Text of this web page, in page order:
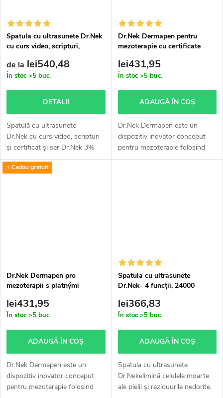
Spatula cu ultrasunete Dr.Nek
cu curs video, scripturi,
de la lei540,48
În stoc >5 buc.
DETALII
Spatulă cu ultrasunete
Dr.Nek cu curs video, scripturi
și certificat și ser Dr.Nek 3%
acid hialuronic 30ml.
Dr.Nek Dermapen pentru
mezoterapie cu certificate
+ 1x gratuit ser Dr.Nek DNA
cu PDRN (ADN de somon) –
microneedling (dermapen) 10
lei431,95
În stoc >5 buc.
ADAUGĂ ÎN COŞ
Dr.Nek Dermapen este un
dispozitiv inovator conceput
pentru mezoterapie folosind
microace. Tratamentul reduce
+ Cadou gratuit
Dr.Nek Dermapen pro
mezoterapii s platnými
plus Dr.Nek Antiageing sérum
ZDARMA
lei431,95
În stoc >5 buc.
ADAUGĂ ÎN COŞ
Dr.Nek Dermapen este un
dispozitiv inovator conceput
pentru mezoterapie folosind
Spatula cu ultrasunete
Dr.Nek- 4 funcții, 24000
lei366,83
În stoc >5 buc.
ADAUGĂ ÎN COŞ
Spatula cu ultrasunete
Dr.Nekelimină celulele moarte
ale pielii și reziduurile nedorite,